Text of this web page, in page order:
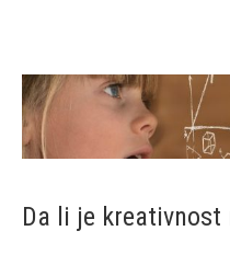
Da li je kreativnost